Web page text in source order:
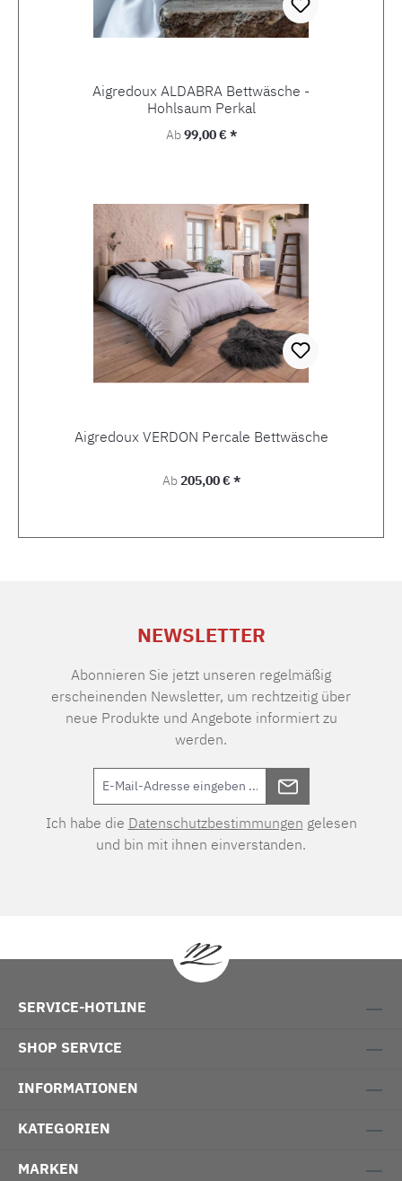
Aigredoux ALDABRA Bettwäsche -
Hohlsaum Perkal
Regulärer Preis:
Ab99,00 € *
Aigredoux VERDON Percale Bettwäsche
Regulärer Preis:
Ab205,00 € *
NEWSLETTER
Abonnieren Sie jetzt unseren regelmäßig
erscheinenden Newsletter, um rechtzeitig über
neue Produkte und Angebote informiert zu
werden.
Ich habe die Datenschutzbestimmungen gelesen
und bin mit ihnen einverstanden.
SERVICE-HOTLINE
SHOP SERVICE
INFORMATIONEN
KATEGORIEN
MARKEN